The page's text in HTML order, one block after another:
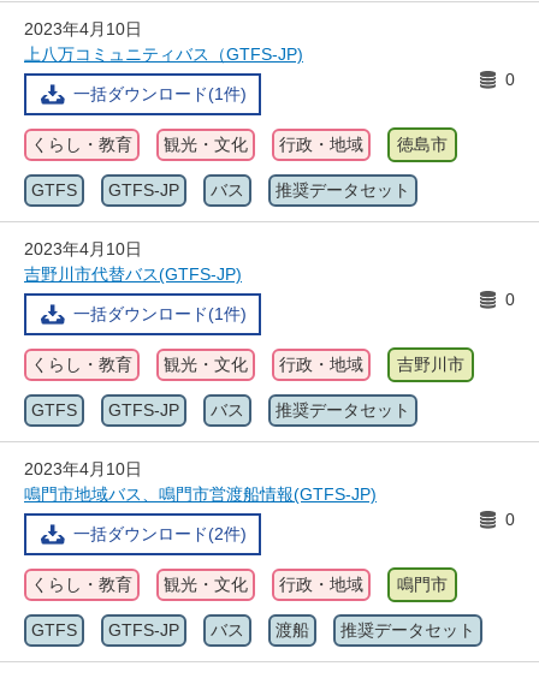
2023年4月10日
上八万コミュニティバス（GTFS-JP)
一括ダウンロード(1件)
0
くらし・教育 観光・文化 行政・地域 徳島市
GTFS GTFS-JP バス 推奨データセット
2023年4月10日
吉野川市代替バス(GTFS-JP)
一括ダウンロード(1件)
0
くらし・教育 観光・文化 行政・地域 吉野川市
GTFS GTFS-JP バス 推奨データセット
2023年4月10日
鳴門市地域バス、鳴門市営渡船情報(GTFS-JP)
一括ダウンロード(2件)
0
くらし・教育 観光・文化 行政・地域 鳴門市
GTFS GTFS-JP バス 渡船 推奨データセット